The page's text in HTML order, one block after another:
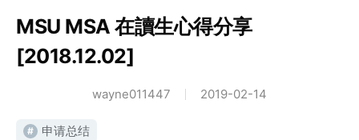
MSU MSA 在讀生心得分享
[2018.12.02]
wayne011447 2019-02-14
# 申请总结